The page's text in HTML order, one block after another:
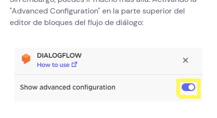
"Advanced Configuration" en la parte superior del
editor de bloques del flujo de diálogo: